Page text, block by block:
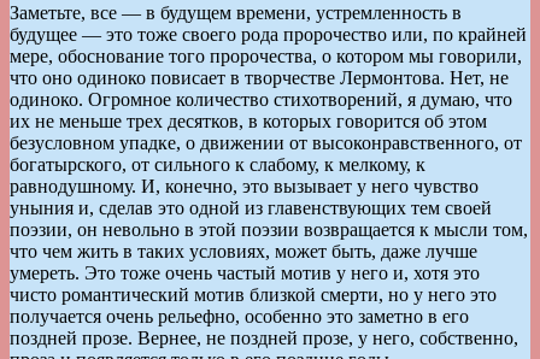
Заметьте, все — в будущем времени, устремленность в
будущее — это тоже своего рода пророчество или, по крайней
мере, обоснование того пророчества, о котором мы говорили,
что оно одиноко повисает в творчестве Лермонтова. Нет, не
одиноко. Огромное количество стихотворений, я думаю, что
их не меньше трех десятков, в которых говорится об этом
безусловном упадке, о движении от высоконравственного, от
богатырского, от сильного к слабому, к мелкому, к
равнодушному. И, конечно, это вызывает у него чувство
уныния и, сделав это одной из главенствующих тем своей
поэзии, он невольно в этой поэзии возвращается к мысли том,
что чем жить в таких условиях, может быть, даже лучше
умереть. Это тоже очень частый мотив у него и, хотя это
чисто романтический мотив близкой смерти, но у него это
получается очень рельефно, особенно это заметно в его
поздней прозе. Вернее, не поздней прозе, у него, собственно,